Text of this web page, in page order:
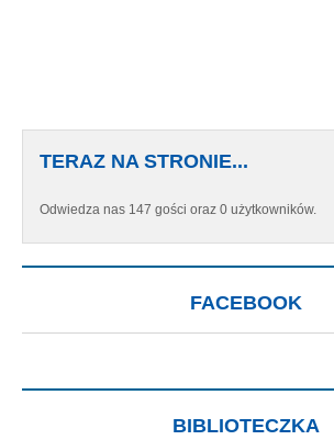
TERAZ NA STRONIE...
Odwiedza nas 147 gości oraz 0 użytkowników.
FACEBOOK
BIBLIOTECZKA